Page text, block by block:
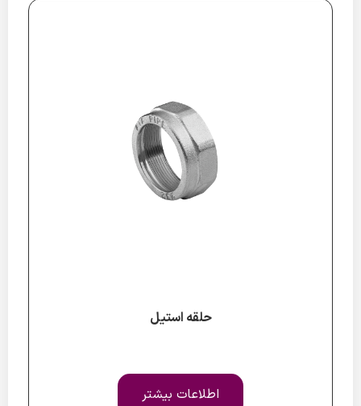
حلقه استیل
اطلاعات بیشتر